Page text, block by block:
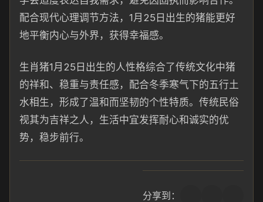
配合现代心理调节方法，1月25日出生的猪能更好
地平衡内心与外界，获得幸福感。
生肖猪1月25日出生的人性格综合了传统文化中猪
的祥和、稳重与责任感，配合冬季寒气下的五行土
水相生，形成了温和而坚韧的个性特质。传统民俗
视其为吉祥之人，生活中宜发挥耐心和诚实的优
势，稳步前行。
分享到：